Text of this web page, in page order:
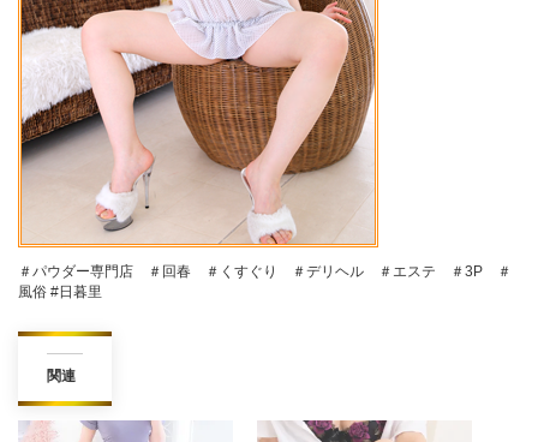
＃パウダー専門店 ＃回春 ＃くすぐり ＃デリヘル ＃エステ ＃3P ＃
風俗 #日暮里
関連